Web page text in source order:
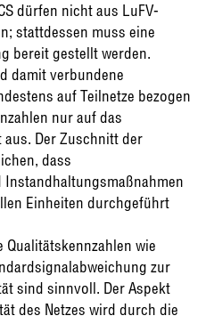
dürfen nicht aus LuFV-
stattdessen muss eine
bereit gestellt werden.
damit verbundene
auf Teilnetze bezogen
nur auf das
Der Zuschnitt der
dass
Einheiten durchgeführt
wie
zur
sind sinnvoll. Der Aspekt
des Netzes wird durch die